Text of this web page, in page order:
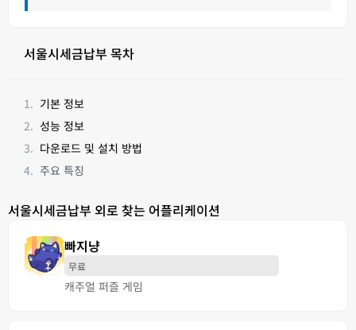
서울시세금납부 목차
기본 정보
성능 정보
다운로드 및 설치 방법
주요 특징
서울시세금납부 외로 찾는 어플리케이션
빠지냥
무료
캐주얼 퍼즐 게임